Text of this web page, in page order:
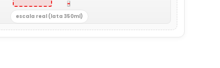
escala real (lata 350ml)